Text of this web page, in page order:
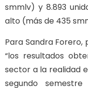
smmlv) y 8.893
alto (más de 435
Para Sandra
“los resultados
sector a la realidad
segundo